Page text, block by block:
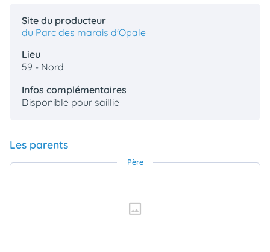
Site du producteur
du Parc des marais d'Opale
Lieu
59 - Nord
Infos complémentaires
Disponible pour saillie
Les parents
Père